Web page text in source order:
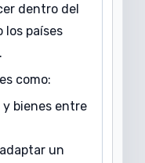
dentro del
los países
como:
y bienes entre
un